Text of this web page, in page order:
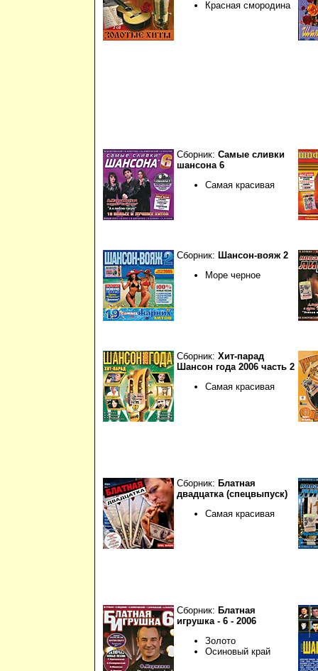
Красная смородина
Сборник: Самые сливки
шансона 6
Самая красивая
Сборник: Шансон-вояж 2
Море черное
Сборник: Хит-парад
Шансон года 2006 часть 2
Самая красивая
Сборник: Блатная
двадцатка (спецвыпуск)
Самая красивая
Сборник: Блатная
игрушка - 6 - 2006
Золото
Осиновый край